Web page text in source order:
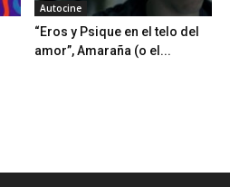
Autocine
“Eros y Psique en el telo del
amor”, Amaraña (o el...